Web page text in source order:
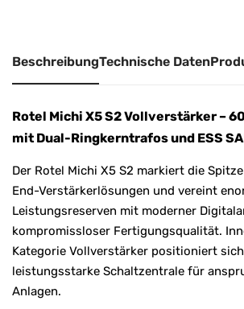
BeschreibungTechnische Daten
Rotel Michi X5 S2 Vollverstärker –
mit Dual-Ringkerntrafos und ESS
Der Rotel Michi X5 S2 markiert die
End-Verstärkerlösungen und vereint
Leistungsreserven mit moderner
kompromissloser Fertigungsqualität.
Kategorie Vollverstärker positioniert
leistungsstarke Schaltzentrale für
Anlagen.